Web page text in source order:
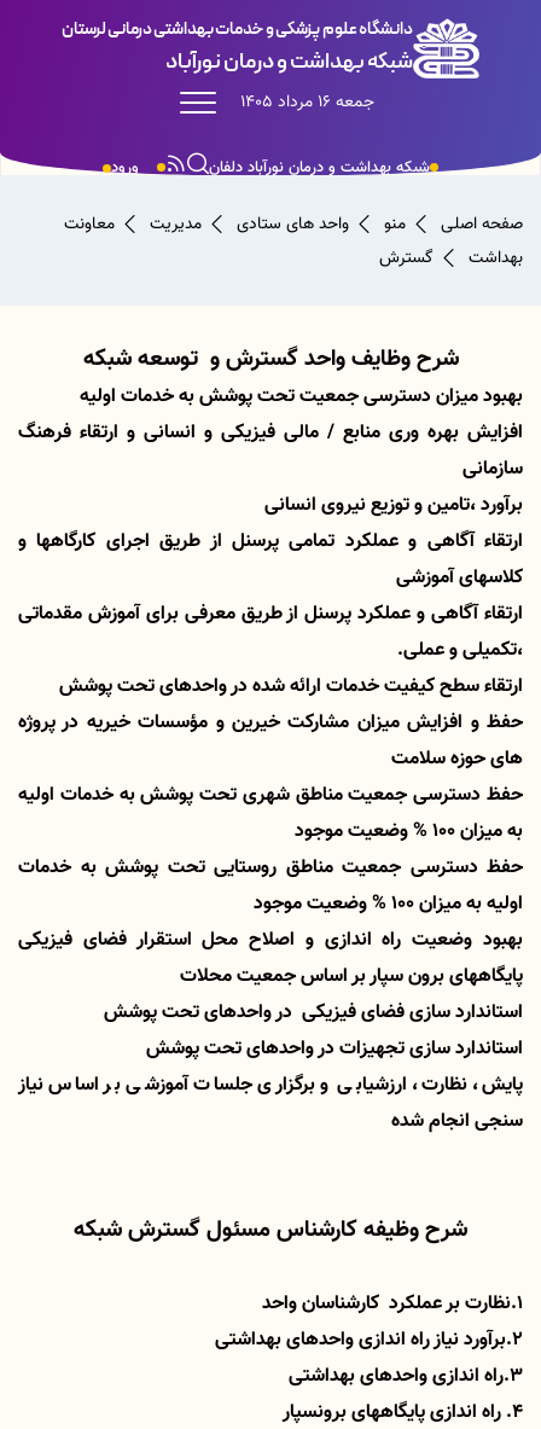
دانشگاه علوم پزشکی و خدمات بهداشتی درمانی لرستان
شبکه بهداشت و درمان نورآباد
جمعه 16 مرداد 1405
ورود شبکه بهداشت و درمان نورآباد دلفان
صفحه اصلی منو واحد های ستادی مدیریت
معاونت
بهداشت
گسترش
شرح وظایف واحد گسترش و توسعه شبکه
بهبود میزان دسترسی جمعیت تحت پوشش به خدمات اولیه
افزایش بهره وری منابع / مالی فیزیکی و انسانی و ارتقاء فرهنگ
سازمانی
برآورد ،تامین و توزیع نیروی انسانی
ارتقاء آگاهی و عملکرد تمامی پرسنل از طریق اجرای کارگاهها و
کلاسهای آموزشی
ارتقاء آگاهی و عملکرد پرسنل از طریق معرفی برای آموزش مقدماتی
،تکمیلی و عملی.
ارتقاء سطح کیفیت خدمات ارائه شده در واحدهای تحت پوشش
حفظ و افزایش میزان مشارکت خیرین و مؤسسات خیریه در پروژه
های حوزه سلامت
حفظ دسترسی جمعیت مناطق شهری تحت پوشش به خدمات اولیه
به میزان 100 % وضعیت موجود
حفظ دسترسی جمعیت مناطق روستایی تحت پوشش به خدمات
اولیه به میزان 100 % وضعیت موجود
بهبود وضعیت راه اندازی و اصلاح محل استقرار فضای فیزیکی
پایگاههای برون سپار بر اساس جمعیت محلات
استاندارد سازی فضای فیزیکی در واحدهای تحت پوشش
استاندارد سازی تجهیزات در واحدهای تحت پوشش
پایش، نظارت، ارزشیابی و برگزاری جلسات آموزشی بر اساس نیاز
سنجی انجام شده
شرح وظیفه کارشناس مسئول گسترش شبکه
1.نظارت بر عملکرد کارشناسان واحد
2.برآورد نیاز راه اندازی واحدهای بهداشتی
3.راه اندازی واحدهای بهداشتی
4. راه اندازی پایگاههای برونسپار